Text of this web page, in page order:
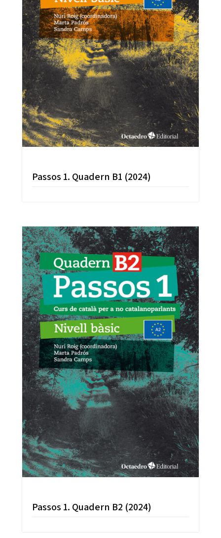
Passos 1. Quadern B1 (2024)
Passos 1. Quadern B2 (2024)